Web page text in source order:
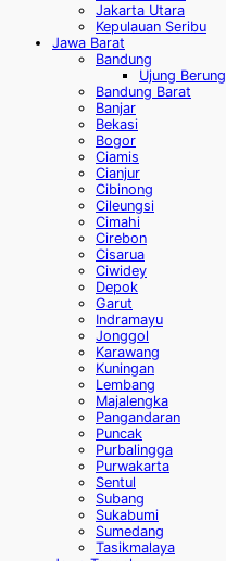
Jakarta Utara
Kepulauan Seribu
Jawa Barat
Bandung
Ujung Berung
Bandung Barat
Banjar
Bekasi
Bogor
Ciamis
Cianjur
Cibinong
Cileungsi
Cimahi
Cirebon
Cisarua
Ciwidey
Depok
Garut
Indramayu
Jonggol
Karawang
Kuningan
Lembang
Majalengka
Pangandaran
Puncak
Purbalingga
Purwakarta
Sentul
Subang
Sukabumi
Sumedang
Tasikmalaya